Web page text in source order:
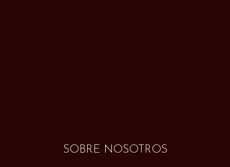
SOBRE NOSOTROS